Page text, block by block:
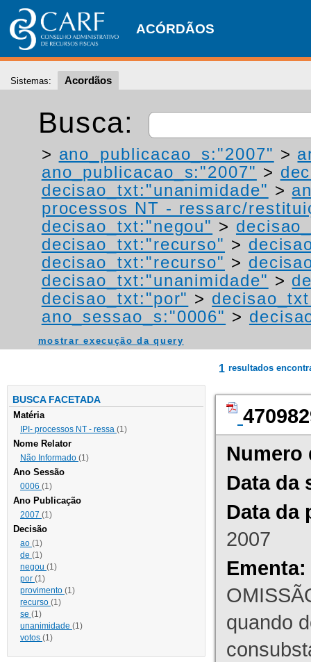
ACÓRDÃOS
Sistemas: Acordãos
Busca:
> ano_publicacao_s:"2007" >
ano_publicacao_s:"2007" >
decisao_txt:"unanimidade" >
processos NT - ressarc/
decisao_txt:"negou" >
decisao_txt:"recurso" >
decisao_txt:"recurso" >
decisao_txt:"unanimidade" >
decisao_txt:"por" >
ano_sessao_s:"0006" >
mostrar execução da query
BUSCA FACETADA
Matéria
IPI- processos NT - ressa (1)
Nome Relator
Não Informado (1)
Ano Sessão
0006 (1)
Ano Publicação
2007 (1)
Decisão
ao (1)
de (1)
negou (1)
por (1)
provimento (1)
recurso (1)
se (1)
unanimidade (1)
votos (1)
1 resultados
Numero
Data da
Data da
2007
Ementa:
quando